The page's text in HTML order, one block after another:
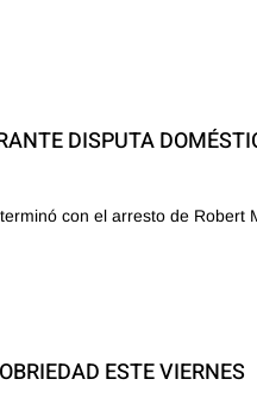
DISPUTA
con el arresto de Robert
ESTE VIERNES